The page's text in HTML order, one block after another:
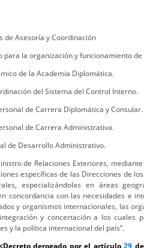
de Asesoría y Coordinación
para la organización y funcionamiento
de la Academia Diplomática.
del Sistema del Control Interno.
de Carrera Diplomática y Consular.
de Carrera Administrativa.
de Desarrollo Administrativo.
de Relaciones Exteriores,
específicas de las Direcciones de
especializándolas en áreas
concordancia con las necesidades e
y organismos internacionales, las
y concertación a los cuales
y la política internacional del país”.
derogado por el artículo29